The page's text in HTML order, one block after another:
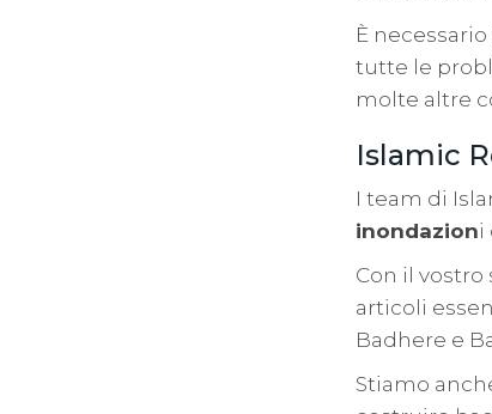
È
tutte le
molte altre
Islamic
I team di
inondazioni
Con il
articoli
Badhere e
Stiamo